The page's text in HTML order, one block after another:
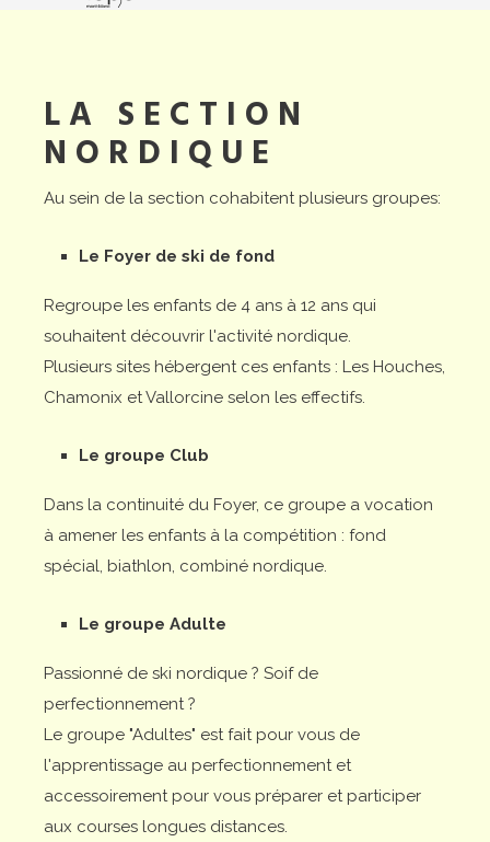
LA SECTION
NORDIQUE
Au sein de la section cohabitent plusieurs groupes:
Le Foyer de ski de fond
Regroupe les enfants de 4 ans à 12 ans qui
souhaitent découvrir l'activité nordique.
Plusieurs sites hébergent ces enfants : Les Houches,
Chamonix et Vallorcine selon les effectifs.
Le groupe Club
Dans la continuité du Foyer, ce groupe a vocation
à amener les enfants à la compétition : fond
spécial, biathlon, combiné nordique.
Le groupe Adulte
Passionné de ski nordique ? Soif de
perfectionnement ?
Le groupe "Adultes" est fait pour vous de
l'apprentissage au perfectionnement et
accessoirement pour vous préparer et participer
aux courses longues distances.